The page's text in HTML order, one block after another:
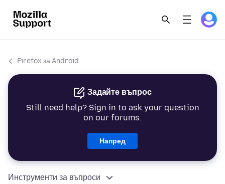
Firefox за Android
Задайте въпрос
Still need help? Sign in to ask your question
on our forums.
Напред
Инструменти за въпроси